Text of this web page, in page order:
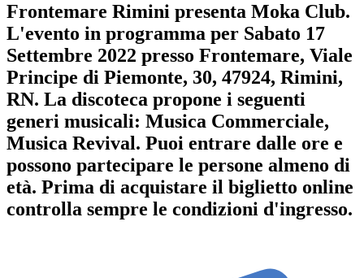
Frontemare Rimini presenta Moka Club.
L'evento in programma per Sabato 17
Settembre 2022 presso Frontemare, Viale
Principe di Piemonte, 30, 47924, Rimini,
RN. La discoteca propone i seguenti
generi musicali: Musica Commerciale,
Musica Revival. Puoi entrare dalle ore e
possono partecipare le persone almeno di
età. Prima di acquistare il biglietto online
controlla sempre le condizioni d'ingresso.